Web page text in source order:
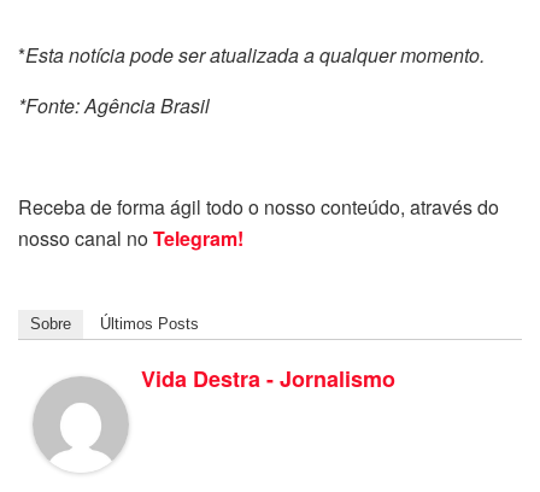
*Esta notícia pode ser atualizada a qualquer momento.
*Fonte: Agência Brasil
Receba de forma ágil todo o nosso conteúdo, através do
nosso canal noTelegram!
Sobre Últimos Posts
Vida Destra - Jornalismo